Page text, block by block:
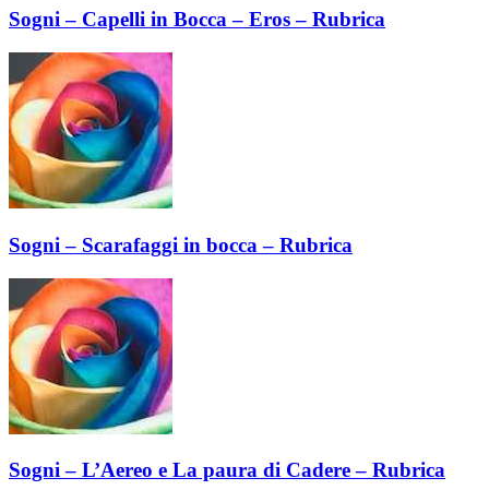
Sogni – Capelli in Bocca – Eros – Rubrica
Sogni – Scarafaggi in bocca – Rubrica
Sogni – L’Aereo e La paura di Cadere – Rubrica